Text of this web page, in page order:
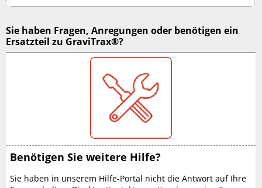
Sie haben Fragen, Anregungen oder benötigen ein
Ersatzteil zu GraviTrax®?
Benötigen Sie weitere Hilfe?
Sie haben in unserem Hilfe-Portal nicht die Antwort auf Ihre